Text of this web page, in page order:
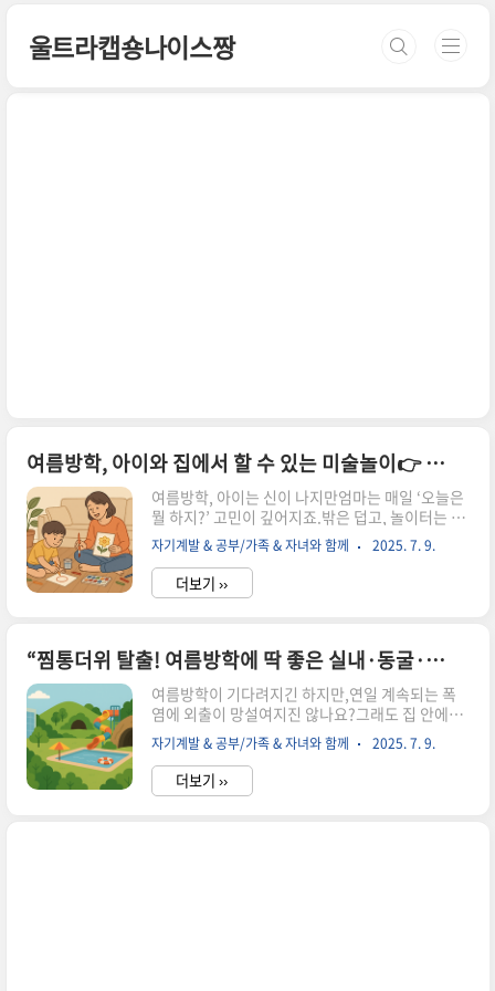
울트라캡숑나이스짱
여름방학, 아이와 집에서 할 수 있는 미술놀이👉 준비물 간단! 창의력 쑥쑥! 엄마표 예술시간
여름방학, 아이는 신이 나지만엄마는 매일 ‘오늘은
뭘 하지?’ 고민이 깊어지죠.밖은 덥고, 놀이터는 금
방 지루해지고,하루 종일 TV나 스마트폰에만 맡기
기엔 왠지 찝찝할 때—‘미술놀이’ 만큼 좋은 선택은
없어요.특별한 도구 없이도,집에 있는 종이와 색연
필만으로도아이의 상상력은 멋지게 피어납니다.창
꿔보는 건 어떨까요? 왜 미술놀이가 좋을까? – 창
의력, 집중력, 감정 표현까지준비물 간단! 집에 있
는 것으로 충분한 재료집에서 쉽게 따라 하는 미술
놀이 5가지연령별 추천 미술놀이 팁함께 만들고 함
께 웃는, 엄마와 아이의 여름방학 왜 미술놀이가 좋
을까? – 창의력, 집중력, 감정 표현까지 미술놀이는
단순한 놀이를 넘..
자기계발 & 공부/가족 & 자녀와 함께 2025. 7. 9.
더보기 ››
“찜통더위 탈출! 여름방학에 딱 좋은 실내·동굴·물놀이 명소 BEST 5”
여름방학이 기다려지긴 하지만,연일 계속되는 폭
염에 외출이 망설여지진 않나요?그래도 집 안에만
있기엔 아쉬운 여름!시원함은 기본, 재미와 힐링까
지 챙길 수 있는피서지 명소를 미리 알아두면 방학
이 더 특별해져요.이번 글에서는실내에서 시원하
게 즐길 수 있는 장소,자연 냉방 동굴 명소,그리고
자기계발 & 공부/가족 & 자녀와 함께 2025. 7. 9.
더보기 ››